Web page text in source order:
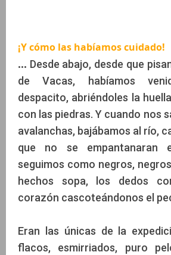
¡Y cómo las habíamos cuidado!
... Desde abajo, desde que
de Vacas, habíamos
despacito, abriéndoles la
con las piedras. Y cuando nos
avalanchas, bajábamos al río,
que no se empantanaran
seguimos como negros,
hechos sopa, los dedos
corazón cascoteándonos el
Eran las únicas de la
flacos, esmirriados, puro